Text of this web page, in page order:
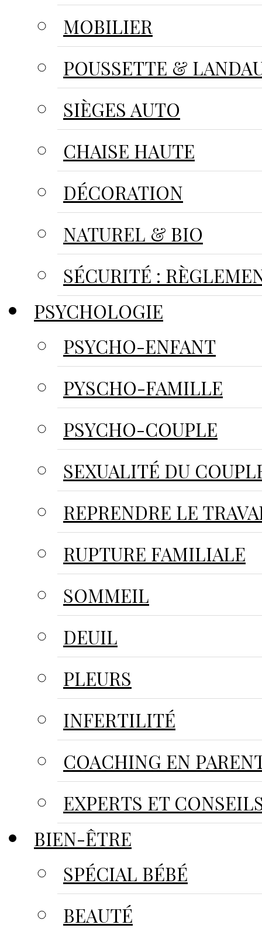
MOBILIER
POUSSETTE &
SIÈGES AUTO
CHAISE HAUTE
DÉCORATION
NATUREL & BIO
SÉCURITÉ :
PSYCHOLOGIE
PSYCHO-ENFANT
PYSCHO-FAMILLE
PSYCHO-COUPLE
SEXUALITÉ DU
REPRENDRE LE
RUPTURE FAMILIALE
SOMMEIL
DEUIL
PLEURS
INFERTILITÉ
COACHING EN
EXPERTS ET
BIEN-ÊTRE
SPÉCIAL BÉBÉ
BEAUTÉ